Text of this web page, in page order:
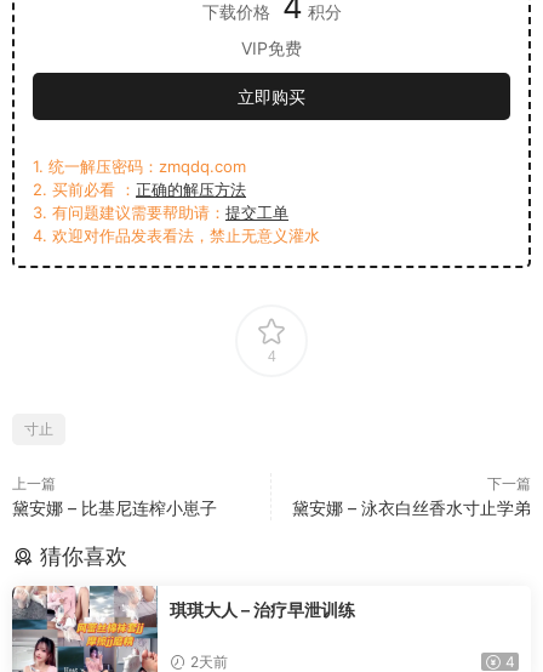
下载价格
积分
VIP免费
立即购买
1. 统一解压密码：zmqdq.com
2. 买前必看 ： 正确的解压方法
3. 有问题建议需要帮助请： 提交工单
4. 欢迎对作品发表看法，禁止无意义灌水
4
寸止
上一篇
黛安娜 – 比基尼连榨小崽子
下一篇
黛安娜 – 泳衣白丝香水寸止学弟
猜你喜欢
琪琪大人 – 治疗早泄训练
2天前 4